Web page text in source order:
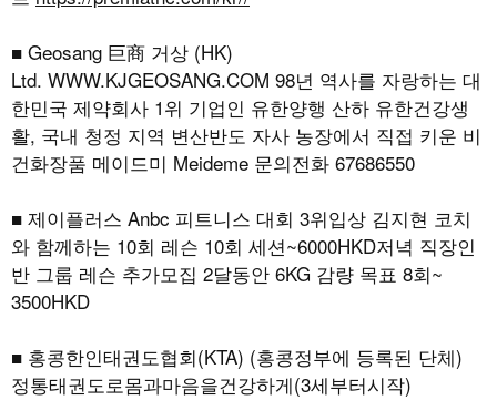
■ Geosang 巨商 거상 (HK)
Ltd. WWW.KJGEOSANG.COM 98년 역사를 자랑하는 대
한민국 제약회사 1위 기업인 유한양행 산하 유한건강생
활, 국내 청정 지역 변산반도 자사 농장에서 직접 키운 비
건화장품 메이드미 Meideme 문의전화 67686550
■ 제이플러스 Anbc 피트니스 대회 3위입상 김지현 코치
와 함께하는 10회 레슨 10회 세션~6000HKD저녁 직장인
반 그룹 레슨 추가모집 2달동안 6KG 감량 목표 8회~
3500HKD
■ 홍콩한인태권도협회(KTA) (홍콩정부에 등록된 단체)
정통태권도로몸과마음을건강하게(3세부터시작)